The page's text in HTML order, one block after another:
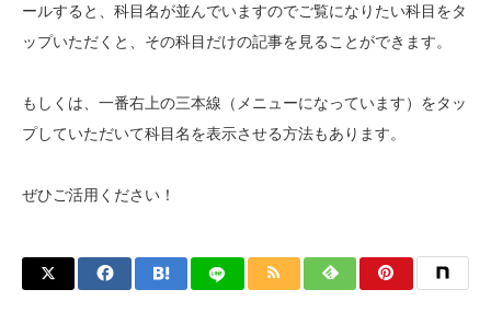
ールすると、科目名が並んでいますのでご覧になりたい科目をタ
ップいただくと、その科目だけの記事を見ることができます。
もしくは、一番右上の三本線（メニューになっています）をタッ
プしていただいて科目名を表示させる方法もあります。
ぜひご活用ください！